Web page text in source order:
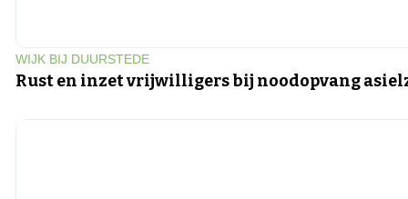
WIJK BIJ DUURSTEDE
Rust en inzet vrijwilligers bij noodopvang